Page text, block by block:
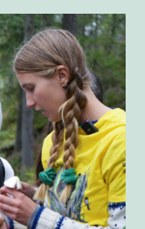
være i fred
truede
du fant